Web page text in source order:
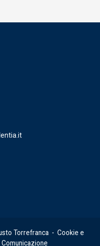
Torrefranca - Cookie e